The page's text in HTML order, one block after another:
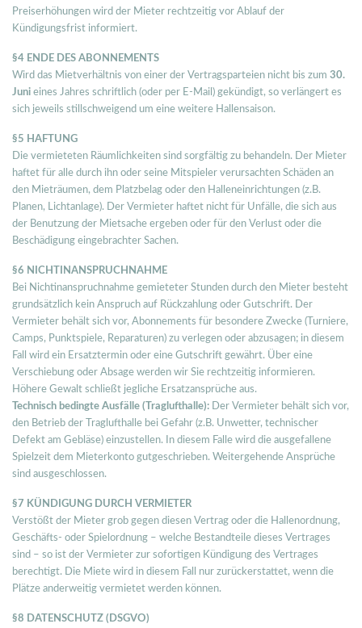
Preiserhöhungen wird der Mieter rechtzeitig vor Ablauf der
Kündigungsfrist informiert.
§4 ENDE DES ABONNEMENTS
Wird das Mietverhältnis von einer der Vertragsparteien nicht bis zum 30.
Juni eines Jahres schriftlich (oder per E-Mail) gekündigt, so verlängert es
sich jeweils stillschweigend um eine weitere Hallensaison.
§5 HAFTUNG
Die vermieteten Räumlichkeiten sind sorgfältig zu behandeln. Der Mieter
haftet für alle durch ihn oder seine Mitspieler verursachten Schäden an
den Mieträumen, dem Platzbelag oder den Halleneinrichtungen (z.B.
Planen, Lichtanlage). Der Vermieter haftet nicht für Unfälle, die sich aus
der Benutzung der Mietsache ergeben oder für den Verlust oder die
Beschädigung eingebrachter Sachen.
§6 NICHTINANSPRUCHNAHME
Bei Nichtinanspruchnahme gemieteter Stunden durch den Mieter besteht
grundsätzlich kein Anspruch auf Rückzahlung oder Gutschrift. Der
Vermieter behält sich vor, Abonnements für besondere Zwecke (Turniere,
Camps, Punktspiele, Reparaturen) zu verlegen oder abzusagen; in diesem
Fall wird ein Ersatztermin oder eine Gutschrift gewährt. Über eine
Verschiebung oder Absage werden wir Sie rechtzeitig informieren.
Höhere Gewalt schließt jegliche Ersatzansprüche aus.
Technisch bedingte Ausfälle (Traglufthalle): Der Vermieter behält sich vor,
den Betrieb der Traglufthalle bei Gefahr (z.B. Unwetter, technischer
Defekt am Gebläse) einzustellen. In diesem Falle wird die ausgefallene
Spielzeit dem Mieterkonto gutgeschrieben. Weitergehende Ansprüche
sind ausgeschlossen.
§7 KÜNDIGUNG DURCH VERMIETER
Verstößt der Mieter grob gegen diesen Vertrag oder die Hallenordnung,
Geschäfts- oder Spielordnung – welche Bestandteile dieses Vertrages
sind – so ist der Vermieter zur sofortigen Kündigung des Vertrages
berechtigt. Die Miete wird in diesem Fall nur zurückerstattet, wenn die
Plätze anderweitig vermietet werden können.
§8 DATENSCHUTZ (DSGVO)